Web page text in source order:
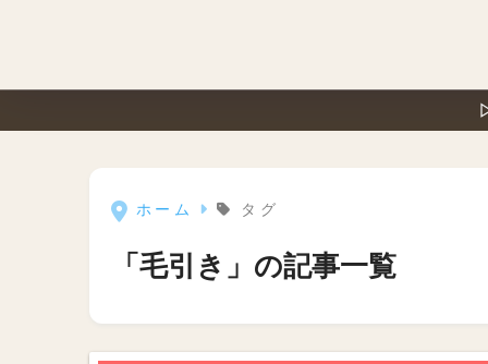
ホーム タグ
「毛引き」の記事一覧